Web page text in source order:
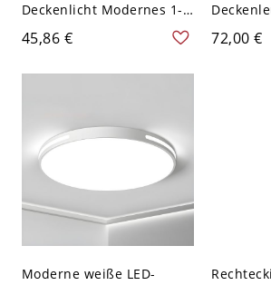
Deckenlicht Modernes 1-
Lampen-Semi-Flush-
quadratischer Holzkanzel,
45,86 €
in
72,00 €
Moderne weiße LED-